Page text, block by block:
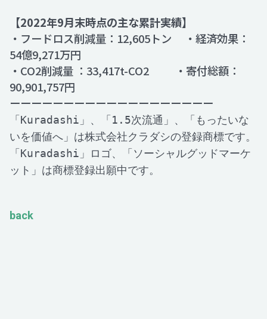
【2022年9月末時点の主な累計実績】
・フードロス削減量：12,605トン ・経済効果：
54億9,271万円
・CO2削減量 ：33,417t-CO2 ・寄付総額：
90,901,757円
ーーーーーーーーーーーーーーーーーーー
「Kuradashi」、「1.5次流通」、「もったいな
いを価値へ」は株式会社クラダシの登録商標です。
「Kuradashi」ロゴ、「ソーシャルグッドマーケ
ット」は商標登録出願中です。
back